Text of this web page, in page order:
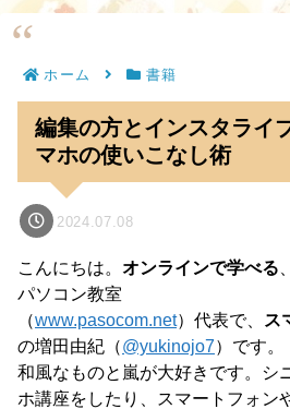
ホーム 書籍
編集の方とインスタライ
マホの使いこなし術
2024.07.08
こんにちは。 オンラインで学べる
パソコン教室
（www.pasocom.net）代表で、 ス
の増田由紀（@yukinojo7）です。
和風なものと嵐が大好きです。シ
ホ講座をしたり、スマートフォン